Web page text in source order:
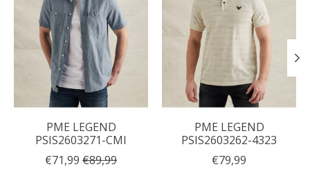
PME LEGEND
PSIS2603271-CMI
€71,99 €89,99
PME LEGEND
PSIS2603262-4323
€79,99